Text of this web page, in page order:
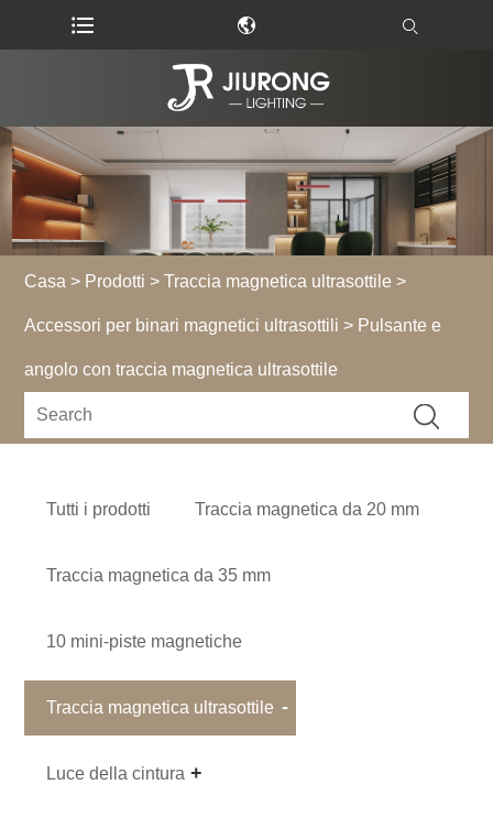
Casa > Prodotti >Traccia magnetica ultrasottile >
Accessori per binari magnetici ultrasottili > Pulsante e
angolo con traccia magnetica ultrasottile
Tutti i prodotti Traccia magnetica da 20 mm
Traccia magnetica da 35 mm
10 mini-piste magnetiche
Traccia magnetica ultrasottile
Luce della cintura